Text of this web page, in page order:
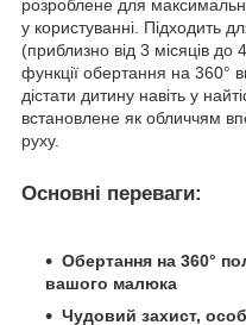
розроблене для
у користуванні. Підходить
(приблизно від 3 місяців до
функції обертання на 360°
дістати дитину навіть у
встановлене як обличчям
руху.
Основні переваги:
Обертання на 360°
вашого малюка
Чудовий захист,